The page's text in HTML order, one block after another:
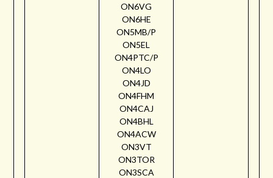
ON6VG
ON6HE
ON5MB/P
ON5EL
ON4PTC/P
ON4LO
ON4JD
ON4FHM
ON4CAJ
ON4BHL
ON4ACW
ON3VT
ON3TOR
ON3SCA